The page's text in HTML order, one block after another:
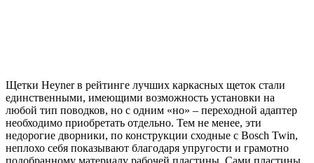
Щетки Heyner в рейтинге лучших каркасных щеток стали
единственными, имеющими возможность установки на
любой тип поводков, но с одним «но» – переходной адаптер
необходимо приобретать отдельно. Тем не менее, эти
недорогие дворники, по конструкции сходные с Bosch Twin,
неплохо себя показывают благодаря упругости и грамотно
подобранному материалу рабочей пластины. Сами пластины